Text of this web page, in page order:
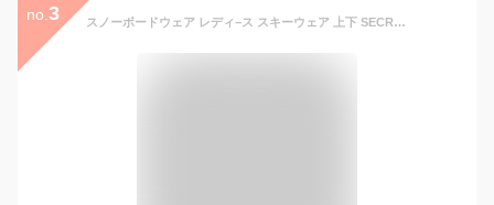
no. 3 スノーボードウェア レディ−ス スキーウェア 上下 SECRET GARDEN/ENJOY(エンジョイ)スキー 対応 2022-2023 新作 送料無料 上下セット スノボ スノボー ウェアー ウエア ストレッチ 1ウェア